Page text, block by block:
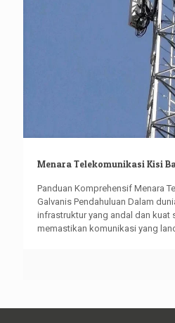
Menara Telekomunikasi Kisi
Panduan Komprehensif Menara
Galvanis Pendahuluan Dalam
infrastruktur yang andal dan kuat
memastikan komunikasi yang